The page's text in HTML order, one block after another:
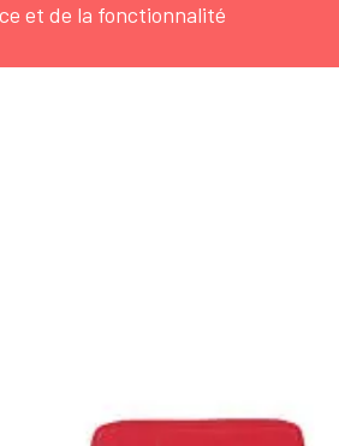
et de la fonctionnalité